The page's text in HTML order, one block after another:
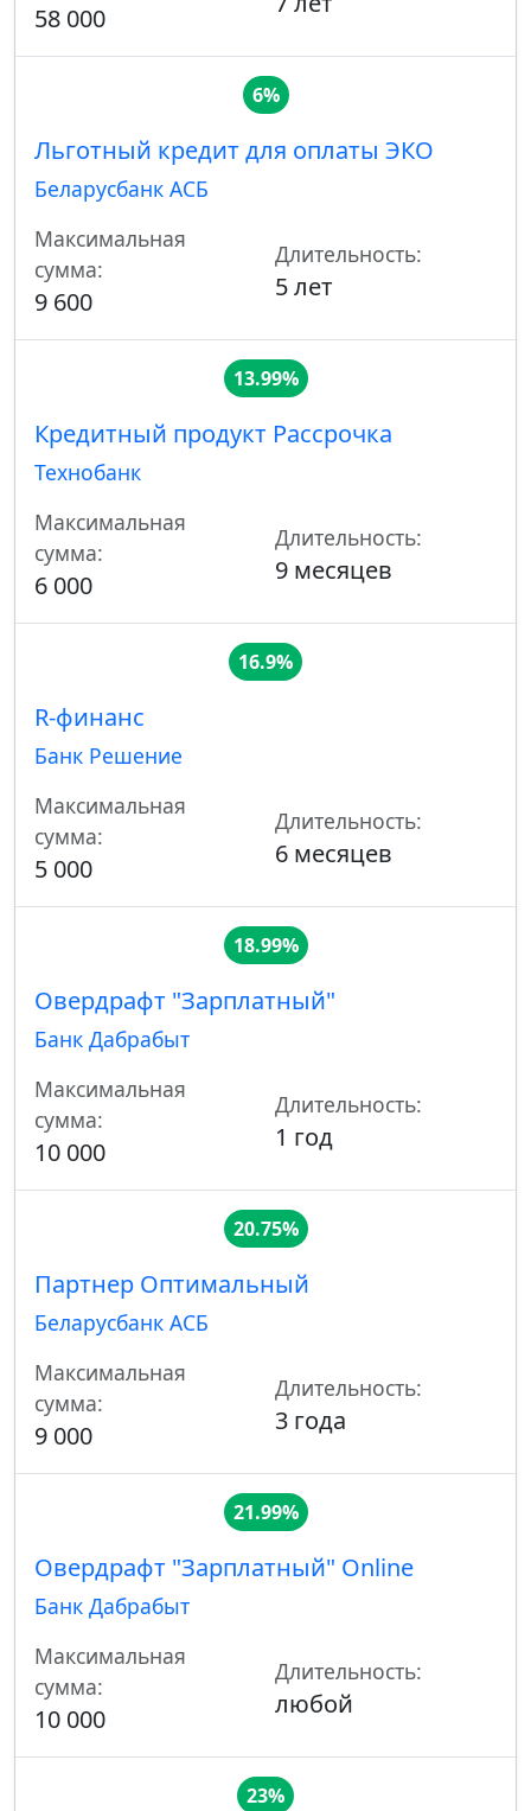
58 000
6%
Льготный кредит для оплаты ЭКО
Беларусбанк АСБ
Максимальная
сумма:
9 600
Длительность:
5 лет
13.99%
Кредитный продукт Рассрочка
Технобанк
Максимальная
сумма:
6 000
Длительность:
9 месяцев
16.9%
R-финанс
Банк Решение
Максимальная
сумма:
5 000
Длительность:
6 месяцев
18.99%
Овердрафт "Зарплатный"
Банк Дабрабыт
Максимальная
сумма:
10 000
Длительность:
1 год
20.75%
Партнер Оптимальный
Беларусбанк АСБ
Максимальная
сумма:
9 000
Длительность:
3 года
21.99%
Овердрафт "Зарплатный" Online
Банк Дабрабыт
Максимальная
сумма:
10 000
Длительность:
любой
23%